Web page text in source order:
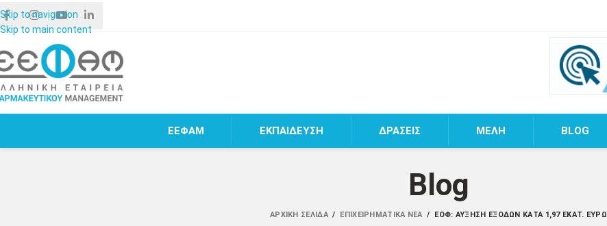
Skip to navigation
Skip to main content
ΕΕΦΑΜ ΕΚΠΑΙΔΕΥΣΗ ΔΡΑΣΕΙΣ MEΛΗ BLOG
Blog
ΑΡΧΙΚΉ ΣΕΛΊΔΑ / ΕΠΙΧΕΙΡΗΜΑΤΙΚΆ ΝΈΑ / ΕΟΦ: ΑΎΞΗΣΗ ΕΞΌΔΩΝ ΚΑΤΆ 1,97 ΕΚΑΤ. ΕΥΡΏ